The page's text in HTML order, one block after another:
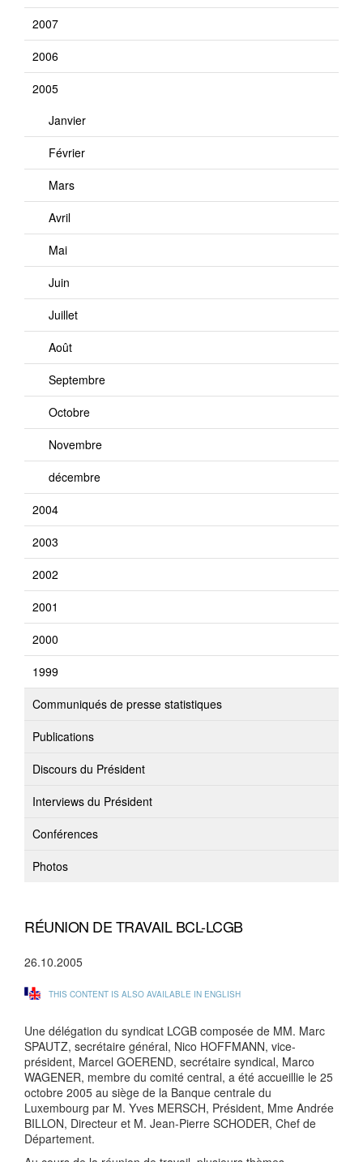
2007
2006
2005
Janvier
Février
Mars
Avril
Mai
Juin
Juillet
Août
Septembre
Octobre
Novembre
décembre
2004
2003
2002
2001
2000
1999
Communiqués de presse statistiques
Publications
Discours du Président
Interviews du Président
Conférences
Photos
RÉUNION DE TRAVAIL BCL-LCGB
26.10.2005
THIS CONTENT IS ALSO AVAILABLE IN ENGLISH
Une délégation du syndicat LCGB composée de MM. Marc
SPAUTZ, secrétaire général, Nico HOFFMANN, vice-
président, Marcel GOEREND, secrétaire syndical, Marco
WAGENER, membre du comité central, a été accueillie le 25
octobre 2005 au siège de la Banque centrale du
Luxembourg par M. Yves MERSCH, Président, Mme Andrée
BILLON, Directeur et M. Jean-Pierre SCHODER, Chef de
Département.